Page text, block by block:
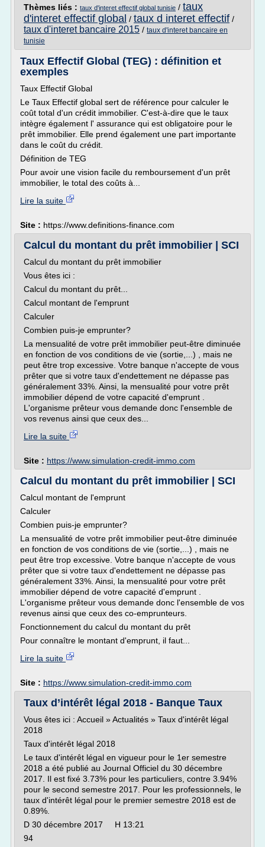
Thèmes liés : taux d'interet effectif global tunisie / taux
d'interet effectif global / taux d interet effectif /
taux d'interet bancaire 2015 / taux d'interet bancaire en
tunisie
Taux Effectif Global (TEG) : définition et
exemples
Taux Effectif Global
Le Taux Effectif global sert de référence pour calculer le
coût total d'un crédit immobilier. C'est-à-dire que le taux
intègre également l' assurance qui est obligatoire pour le
prêt immobilier. Elle prend également une part importante
dans le coût du crédit.
Définition de TEG
Pour avoir une vision facile du remboursement d'un prêt
immobilier, le total des coûts à...
Lire la suite
Site : https://www.definitions-finance.com
Calcul du montant du prêt immobilier | SCI
Calcul du montant du prêt immobilier
Vous êtes ici :
Calcul du montant du prêt...
Calcul montant de l'emprunt
Calculer
Combien puis-je emprunter?
La mensualité de votre prêt immobilier peut-être diminuée
en fonction de vos conditions de vie (sortie,...) , mais ne
peut être trop excessive. Votre banque n'accepte de vous
prêter que si votre taux d'endettement ne dépasse pas
généralement 33%. Ainsi, la mensualité pour votre prêt
immobilier dépend de votre capacité d'emprunt .
L'organisme prêteur vous demande donc l'ensemble de
vos revenus ainsi que ceux des...
Lire la suite
Site : https://www.simulation-credit-immo.com
Calcul du montant du prêt immobilier | SCI
Calcul montant de l'emprunt
Calculer
Combien puis-je emprunter?
La mensualité de votre prêt immobilier peut-être diminuée
en fonction de vos conditions de vie (sortie,...) , mais ne
peut être trop excessive. Votre banque n'accepte de vous
prêter que si votre taux d'endettement ne dépasse pas
généralement 33%. Ainsi, la mensualité pour votre prêt
immobilier dépend de votre capacité d'emprunt .
L'organisme prêteur vous demande donc l'ensemble de vos
revenus ainsi que ceux des co-emprunteurs.
Fonctionnement du calcul du montant du prêt
Pour connaître le montant d'emprunt, il faut...
Lire la suite
Site : https://www.simulation-credit-immo.com
Taux d’intérêt légal 2018 - Banque Taux
Vous êtes ici : Accueil » Actualités » Taux d'intérêt légal
2018
Taux d'intérêt légal 2018
Le taux d'intérêt légal en vigueur pour le 1er semestre
2018 a été publié au Journal Officiel du 30 décembre
2017. Il est fixé 3.73% pour les particuliers, contre 3.94%
pour le second semestre 2017. Pour les professionnels, le
taux d'intérêt légal pour le premier semestre 2018 est de
0.89%.
D 30 décembre 2017 H 13:21
94